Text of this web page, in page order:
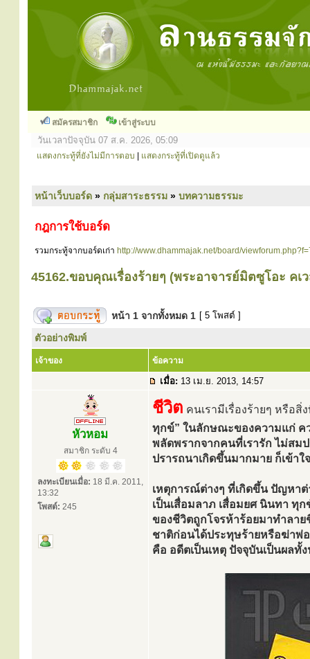
สมัครสมาชิก เข้าสู่ระบบ
วันเวลาปัจจุบัน 07 ส.ค. 2026, 05:09
แสดงกระทู้ที่ยังไม่มีการตอบ แสดงกระทู้ที่เปิดดูแล้ว
หน้าเว็บบอร์ด » กลุ่มสาระธรรม » บทความธรรมะ
กฎการใช้บอร์ด
รวมกระทู้จากบอร์ดเก่า http://www.dhammajak.net/board/
45162.ขอบคุณเรื่องร้ายๆ (พระอาจารย์มิตซูโอะ คเ
หน้า 1 จากทั้งหมด 1 [ 5 โพสต์ ]
ตัวอย่างพิมพ์
เจ้าของ ข้อความ
เมื่อ: 13 เม.ย. 2013, 14:57
หัวหอม
สมาชิก ระดับ 4
ลงทะเบียนเมื่อ: 18 มี.ค. 2011,
13:32
โพสต์: 245
ชีวิต คนเรามีเรื่องร้ายๆ หรือ
ทุกข์” ในลักษณะของความแก่ ค
พลัดพรากจากคนที่เรารัก ไม่สม
ปรารถนาเกิดขึ้นมากมาย ก็เข้าใ
เหตุการณ์ต่างๆ ที่เกิดขึ้น ปัญหา
เป็นเสื่อมลาภ เสื่อมยศ นินทา ทุ
ของชีวิตถูกโจรห้าร้อยมาทำลาย
ชาติก่อนได้ประทุษร้ายหรือฆ่าพ่
คือ อดีตเป็นเหตุ ปัจจุบันเป็นผลทั้